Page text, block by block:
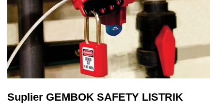
Suplier GEMBOK SAFETY LISTRIK